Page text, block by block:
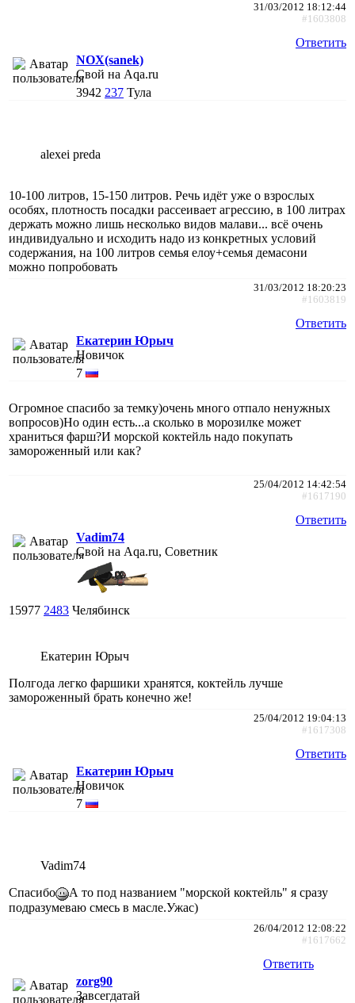
31/03/2012 18:12:44
#1603808
Ответить
NOX(sanek)
Свой на Aqa.ru
3942 237 Тула
alexei preda
10-100 литров, 15-150 литров. Речь идёт уже о взрослых
особях, плотность посадки рассеивает агрессию, в 100 литрах
держать можно лишь несколько видов малави... всё очень
индивидуально и исходить надо из конкретных условий
содержания, на 100 литров семья елоу+семья демасони
можно попробовать
31/03/2012 18:20:23
#1603819
Ответить
Екатерин Юрыч
Новичок
7
Огромное спасибо за темку)очень много отпало ненужных
вопросов)Но один есть...а сколько в морозилке может
храниться фарш?И морской коктейль надо покупать
замороженный или как?
25/04/2012 14:42:54
#1617190
Ответить
Vadim74
Свой на Aqa.ru, Советник
15977 2483 Челябинск
Екатерин Юрыч
Полгода легко фаршики хранятся, коктейль лучше
замороженный брать конечно же!
25/04/2012 19:04:13
#1617308
Ответить
Екатерин Юрыч
Новичок
7
Vadim74
Спасибо
А то под названием "морской коктейль" я сразу
подразумеваю смесь в масле.Ужас)
26/04/2012 12:08:22
#1617662
Ответить
zorg90
Завсегдатай